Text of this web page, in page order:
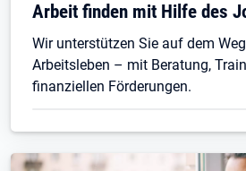
Arbeit finden mit Hilfe des
Wir unterstützen Sie auf dem
Arbeitsleben – mit Beratung,
finanziellen Förderungen.